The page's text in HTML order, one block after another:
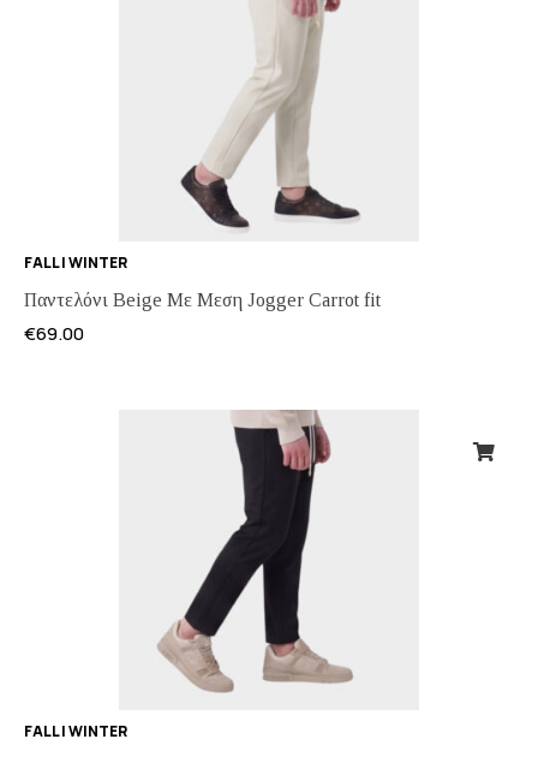
FALL | WINTER
Παντελόνι Beige Με Μεση Jogger Carrot fit
€69.00
FALL | WINTER